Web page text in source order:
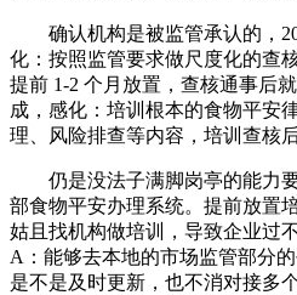
确认机构是被监管承认的，
化：按照监管要求做尺度化的查
提前 1-2 个月放置，查核通事后
成，感化：培训根本的食物平安
理、风险排查等内容，培训查核
仍是没法子满脚岗亭的能力要
部食物平安办理系统。提前放置
姑且找机构做培训，导致企业过
A：能够去本地的市场监管部分
是不是及时更新，也不消对接多